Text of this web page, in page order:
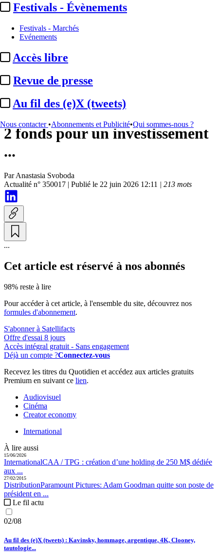
Festivals - Évènements
Festivals - Marchés
Evénements
Accès libre
Revue de presse
Au fil des (e)X (tweets)
Nous contacter •Abonnements et Publicité•Qui sommes-nous ?
International
Invisible Narratives (Adam
Goodman) :partenariat avec
2 fonds pour un investissement
...
ParAnastasia Svoboda
Actualité n° 350017 | Publié le 22 juin 2026 12:11 | 213 mots
...
Cet article est réservé à nos abonnés
98% reste à lire
Pour accéder à cet article, à l'ensemble du site, découvrez nos
formules d'abonnement.
S'abonner à Satellifacts
Offre d'essai 8 jours
Accès intégral gratuit - Sans engagement
Déjà un compte ?Connectez-vous
Recevez les titres du Quotidien et accédez aux articles gratuits
Premium en suivant ce lien.
Audiovisuel
Cinéma
Creator economy
International
À lire aussi
15/06/2026
InternationalCAA / TPG : création d’une holding de 250 M$ dédiée
aux ...
27/02/2015
DistributionParamount Pictures: Adam Goodman quitte son poste de
président en ...
Le fil actu
02/08
Au fil des (e)X (tweets) : Kavinsky, hommage, argentique, 4K, Clooney,
tautologie...